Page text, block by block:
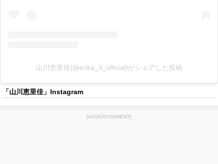
山川恵里佳(@erika_3_official)がシェアした投稿
「山川恵里佳」Instagram
[ADVERTISEMENT]